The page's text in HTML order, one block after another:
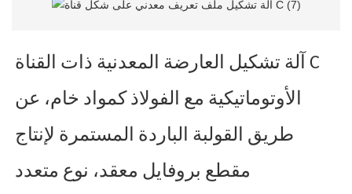
آلة تشكيل العارضة المعدنية ذات القناة C
الأوتوماتيكية مع الفولاذ كمواد خام، عن
طريق القولبة الباردة المستمرة لإنتاج
مقطع بروفايل معقد، نوع متعدد